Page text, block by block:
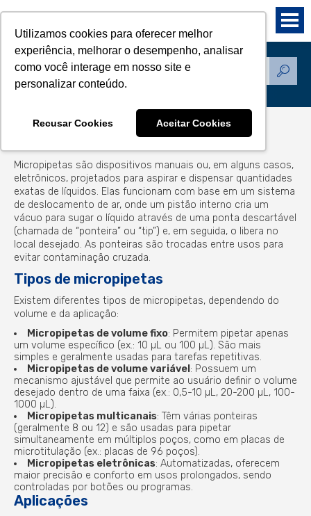
Utilizamos cookies para oferecer melhor
experiência, melhorar o desempenho, analisar
como você interage em nosso site e
personalizar conteúdo.
Recusar Cookies Aceitar Cookies
Produtos
Micropipetas são dispositivos manuais ou, em alguns casos,
eletrônicos, projetados para aspirar e dispensar quantidades
exatas de líquidos. Elas funcionam com base em um sistema
de deslocamento de ar, onde um pistão interno cria um
vácuo para sugar o líquido através de uma ponta descartável
(chamada de “ponteira” ou “tip”) e, em seguida, o libera no
local desejado. As ponteiras são trocadas entre usos para
evitar contaminação cruzada.
Tipos de micropipetas
Existem diferentes tipos de micropipetas, dependendo do
volume e da aplicação:
Micropipetas de volume fixo: Permitem pipetar apenas
um volume específico (ex.: 10 µL ou 100 µL). São mais
simples e geralmente usadas para tarefas repetitivas.
Micropipetas de volume variável : Possuem um
mecanismo ajustável que permite ao usuário definir o volume
desejado dentro de uma faixa (ex.: 0,5-10 µL, 20-200 µL, 100-
1000 µL).
Micropipetas multicanais: Têm várias ponteiras
(geralmente 8 ou 12) e são usadas para pipetar
simultaneamente em múltiplos poços, como em placas de
microtitulação (ex.: placas de 96 poços).
Micropipetas eletrônicas: Automatizadas, oferecem
maior precisão e conforto em usos prolongados, sendo
controladas por botões ou programas.
Aplicações